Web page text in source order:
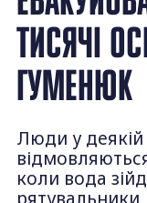
ТИСЯЧІ
ГУМЕНЮК
Люди у
коли вода